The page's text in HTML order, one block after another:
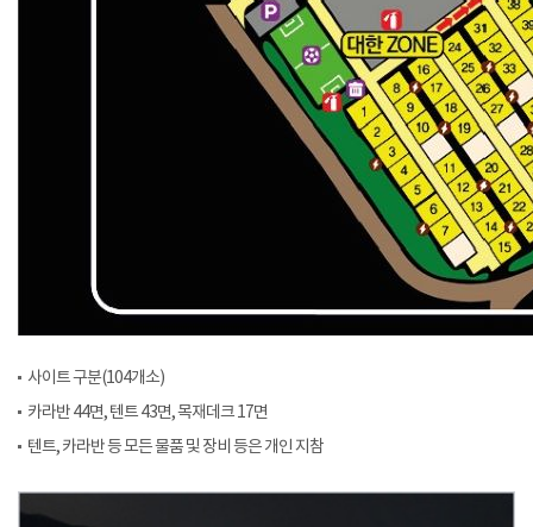
사이트 구분(104개소)
카라반 44면, 텐트 43면, 목재데크 17면
텐트, 카라반 등 모든 물품 및 장비 등은 개인 지참